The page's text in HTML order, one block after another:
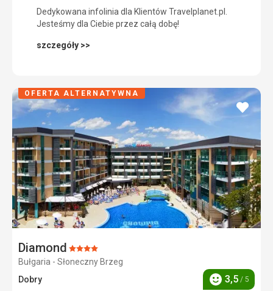
Dedykowana infolinia dla Klientów Travelplanet.pl.
Jesteśmy dla Ciebie przez całą dobę!
szczegóły >>
Diamond Ocena:
4/5
Bułgaria - Słoneczny Brzeg
Dobry
Ocena
3,5 / 5
dodaj
do
OFERTA ALTERNATYWNA